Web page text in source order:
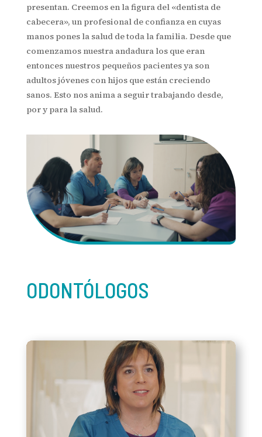
presentan. Creemos en la figura del «dentista de
cabecera», un profesional de confianza en cuyas
manos pones la salud de toda la familia. Desde que
comenzamos nuestra andadura los que eran
entonces nuestros pequeños pacientes ya son
adultos jóvenes con hijos que están creciendo
sanos. Esto nos anima a seguir trabajando desde,
por y para la salud.
ODONTÓLOGOS
Dra. Irene Iglesias Rubio
Nº col. 40005606
Odontóloga general, implicada personalmente en
la salud bucodental de las mujeres embarazadas y